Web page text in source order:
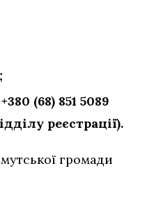
+380 (68) 851 5089
реєстрації).
громади